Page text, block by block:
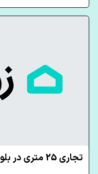
تجاری 25 متری در بلوار فلسطین مشهد